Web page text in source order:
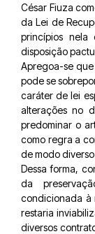
César Fiuza
da Lei de
princípios nela
disposição
Apregoa-se
pode se
caráter de lei
alterações no
predominar o
como regra a
de modo
Dessa forma,
da
condicionada à
restaria
diversos